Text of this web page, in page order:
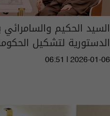
السيد الحكيم والسامرائي
الدستورية لتشكيل
06:51 | 2026-01-06